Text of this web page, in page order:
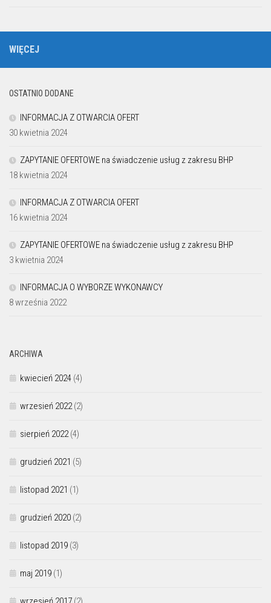
WIĘCEJ
OSTATNIO DODANE
INFORMACJA Z OTWARCIA OFERT
30 kwietnia 2024
ZAPYTANIE OFERTOWE na świadczenie usług z zakresu BHP
18 kwietnia 2024
INFORMACJA Z OTWARCIA OFERT
16 kwietnia 2024
ZAPYTANIE OFERTOWE na świadczenie usług z zakresu BHP
3 kwietnia 2024
INFORMACJA O WYBORZE WYKONAWCY
8 września 2022
ARCHIWA
kwiecień 2024 (4)
wrzesień 2022(2)
sierpień 2022(4)
grudzień 2021 (5)
listopad 2021 (1)
grudzień 2020 (2)
listopad 2019 (3)
maj 2019 (1)